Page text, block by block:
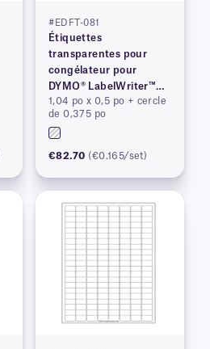
#EDFT-081
Étiquettes
transparentes pour
congélateur pour
DYMO® LabelWriter™
série 450, brevet en
instance
1,04 po x 0,5 po + cercle
de 0,375 po
€82.70 (€0.165/set)